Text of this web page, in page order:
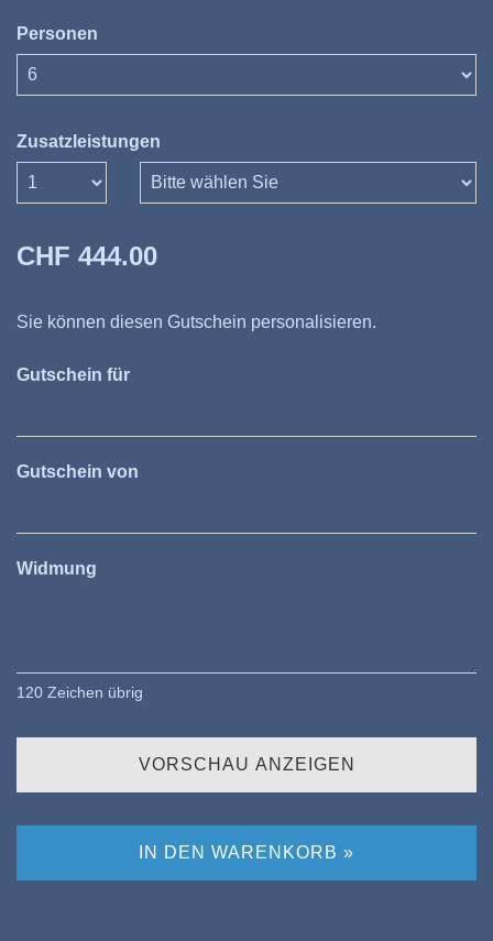
Personen
Zusatzleistungen
Anzahl
CHF 444.00
Sie können diesen Gutschein personalisieren.
Gutschein für
Gutschein von
Widmung
120 Zeichen übrig
VORSCHAU ANZEIGEN
IN DEN WARENKORB »